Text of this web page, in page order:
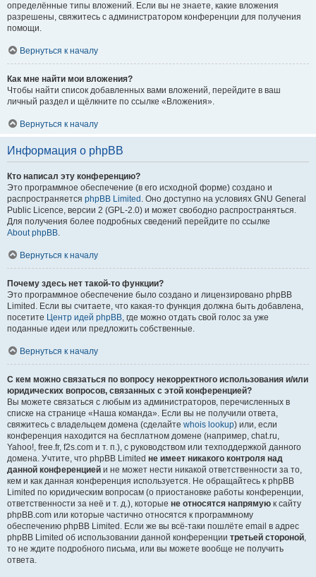
определённые типы вложений. Если вы не знаете, какие вложения
разрешены, свяжитесь с администратором конференции для получения
помощи.
Вернуться к началу
Как мне найти мои вложения?
Чтобы найти список добавленных вами вложений, перейдите в ваш
личный раздел и щёлкните по ссылке «Вложения».
Вернуться к началу
Информация о phpBB
Кто написал эту конференцию?
Это программное обеспечение (в его исходной форме) создано и
распространяется phpBB Limited . Оно доступно на условиях GNU General
Public Licence, версии 2 (GPL-2.0) и может свободно распространяться.
Для получения более подробных сведений перейдите по ссылке
About phpBB.
Вернуться к началу
Почему здесь нет такой-то функции?
Это программное обеспечение было создано и лицензировано phpBB
Limited. Если вы считаете, что какая-то функция должна быть добавлена,
посетите Центр идей phpBB, где можно отдать свой голос за уже
поданные идеи или предложить собственные.
Вернуться к началу
С кем можно связаться по вопросу некорректного использования и/или
юридических вопросов, связанных с этой конференцией?
Вы можете связаться с любым из администраторов, перечисленных в
списке на странице «Наша команда». Если вы не получили ответа,
свяжитесь с владельцем домена (сделайте whois lookup) или, если
конференция находится на бесплатном домене (например, chat.ru,
Yahoo!, free.fr, f2s.com и т. п.), с руководством или техподдержкой данного
домена. Учтите, что phpBB Limited не имеет никакого контроля над
данной конференцией и не может нести никакой ответственности за то,
кем и как данная конференция используется. Не обращайтесь к phpBB
Limited по юридическим вопросам (о приостановке работы конференции,
ответственности за неё и т. д.), которые не относятся напрямую к сайту
phpBB.com или которые частично относятся к программному
обеспечению phpBB Limited. Если же вы всё-таки пошлёте email в адрес
phpBB Limited об использовании данной конференции третьей стороной,
то не ждите подробного письма, или вы можете вообще не получить
ответа.